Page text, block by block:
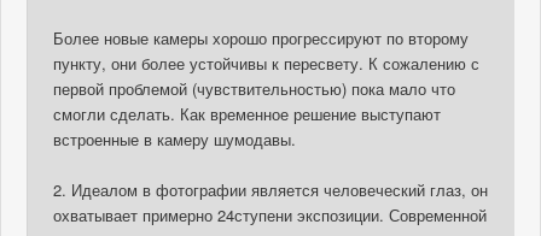
Более новые камеры хорошо прогрессируют по второму
пункту, они более устойчивы к пересвету. К сожалению с
первой проблемой (чувствительностью) пока мало что
смогли сделать. Как временное решение выступают
встроенные в камеру шумодавы.
2. Идеалом в фотографии является человеческий глаз, он
охватывает примерно 24ступени экспозиции. Современной